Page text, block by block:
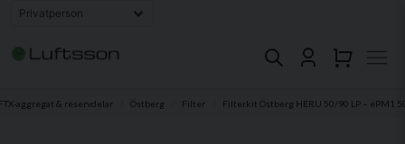
aggregat & reservdelar Östberg Filter Filterkit Östberg HERU 50/90 LP – ePM1